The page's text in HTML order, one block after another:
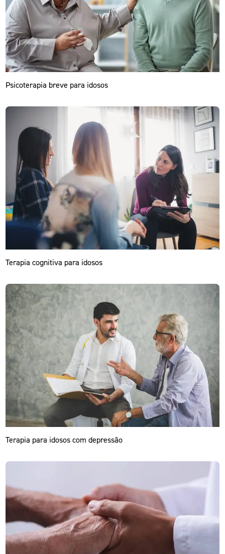
Psicoterapia breve para idosos
Terapia cognitiva para idosos
Terapia para idosos com depressão